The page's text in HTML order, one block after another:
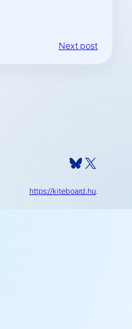
Next post
Bluesky X
https://kiteboard.hu.